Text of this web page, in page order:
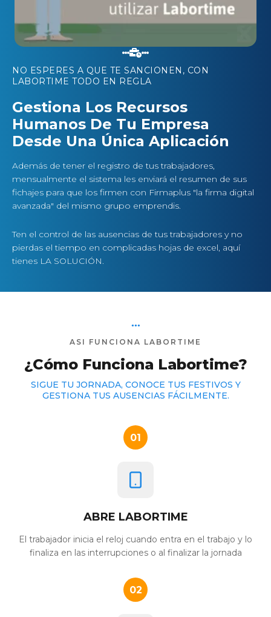
NO ESPERES A QUE TE SANCIONEN, CON
LABORTIME TODO EN REGLA
Gestiona Los Recursos
Humanos De Tu Empresa
Desde Una Única Aplicación
Además de tener el registro de tus trabajadores,
mensualmente el sistema les enviará el resumen de sus
fichajes para que los firmen con Firmaplus "la firma digital
avanzada" del mismo grupo emprendis.
Ten el control de las ausencias de tus trabajadores y no
pierdas el tiempo en complicadas hojas de excel, aquí
tienes LA SOLUCIÓN.
●●●
ASI FUNCIONA LABORTIME
¿Cómo Funciona Labortime?
SIGUE TU JORNADA, CONOCE TUS FESTIVOS Y
GESTIONA TUS AUSENCIAS FÁCILMENTE.
01
ABRE LABORTIME
El trabajador inicia el reloj cuando entra en el trabajo y lo
finaliza en las interrupciones o al finalizar la jornada
02